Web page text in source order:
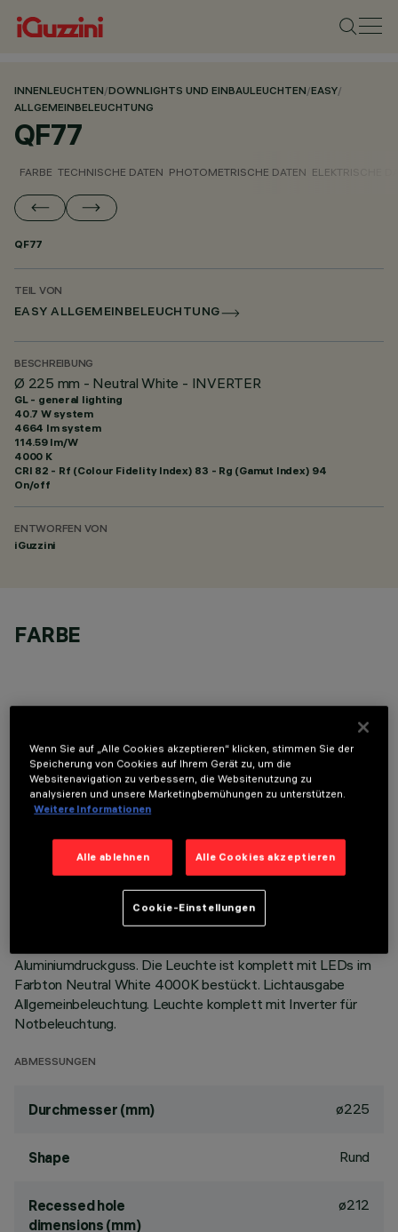
INNENLEUCHTEN/DOWNLIGHTS UND EINBAULEUCHTEN/EASY/
ALLGEMEINBELEUCHTUNG
QF77
FARBE TECHNISCHE DATEN PHOTOMETRISCHE DATEN ELEKTRISCHE
QF77
TEIL VON
EASY ALLGEMEINBELEUCHTUNG
BESCHREIBUNG
Ø 225 mm - Neutral White - INVERTER
GL - general lighting
40.7 W system
4664 lm system
114.59 lm/W
4000 K
CRI 82 - Rf (Colour Fidelity Index) 83 - Rg (Gamut Index) 94
On/off
ENTWORFEN VON
iGuzzini
FARBE
TECHNISCHE DATEN
LETZTES UPDATE: 05.08.2026
Festinstallierte Rundleuchte für den Einsatz von LED-
Lichtquellen mit CoB-Technologie. Version mit Rahmen zur
aufgesetzten Installation. Hochglänzender,
aluminiumbedampfter Kunststoffreflektor mit kratzfester
Aluminiumdruckguss. Die Leuchte ist komplett mit LEDs im
Farbton Neutral White 4000K bestückt. Lichtausgabe
Allgemeinbeleuchtung. Leuchte komplett mit Inverter für
Notbeleuchtung.
ABMESSUNGEN
Durchmesser (mm) ø225
Shape Rund
Recessed hole
dimensions (mm)
ø212
Wenn Sie auf „Alle Cookies akzeptieren“ klicken, stimmen Sie der
Speicherung von Cookies auf Ihrem Gerät zu, um die
Websitenavigation zu verbessern, die Websitenutzung zu
analysieren und unsere Marketingbemühungen zu unterstützen.
Weitere Informationen
Alle ablehnen Alle Cookies akzeptieren
Cookie-Einstellungen